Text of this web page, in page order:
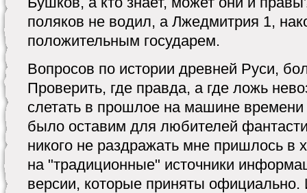
поляков не водил, а Лжедмитрия 1,
положительным государем.
Вопросов по истории древней Руси,
Проверить, где правда, а где ложь
слетать в прошлое на машине времени
было оставим для любителей
никого не раздражать мне пришлось в
на "традиционные" источники
версии, которые приняты официально.